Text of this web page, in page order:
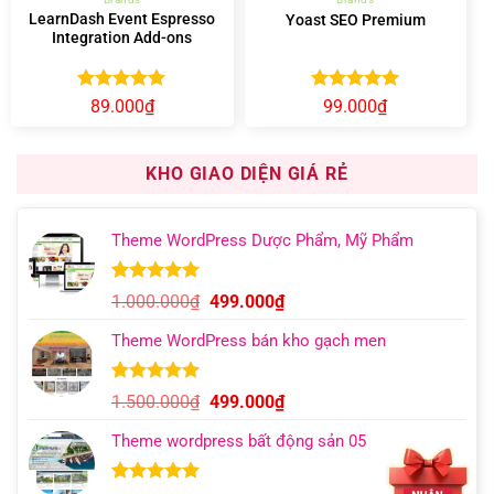
LearnDash Event Espresso
Integration Add-ons
Được xếp
5.00
89.000₫
Yoast SEO Premium
Được xếp
4.96
99.000₫
KHO GIAO DIỆN GIÁ RẺ
Theme WordPress Dược Phẩm, Mỹ Phẩm
5.00trên 5
dựa trên
12
đánh giá
1.000.000₫ Giá
là:
499.000₫Giá
tại
499.000₫.
Theme WordPress bán kho gạch men
5.00trên 5
dựa trên
9
đánh giá
1.500.000₫ Giá
là:
499.000₫Giá
tại
Theme wordpress bất động sản 05